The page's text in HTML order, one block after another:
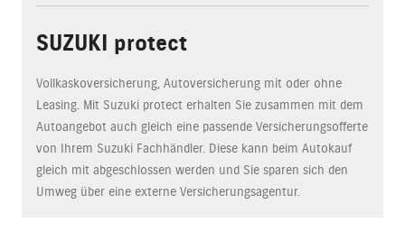
SUZUKI protect
Vollkaskoversicherung, Autoversicherung mit oder ohne
Leasing. Mit Suzuki protect erhalten Sie zusammen mit dem
Autoangebot auch gleich eine passende Versicherungsofferte
von Ihrem Suzuki Fachhändler. Diese kann beim Autokauf
gleich mit abgeschlossen werden und Sie sparen sich den
Umweg über eine externe Versicherungsagentur.